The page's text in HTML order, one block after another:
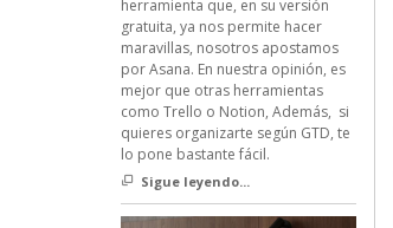
herramienta que, en su versión
gratuita, ya nos permite hacer
maravillas, nosotros apostamos
por Asana. En nuestra opinión, es
mejor que otras herramientas
como Trello o Notion, Además, si
quieres organizarte según GTD, te
lo pone bastante fácil.
Sigue leyendo...